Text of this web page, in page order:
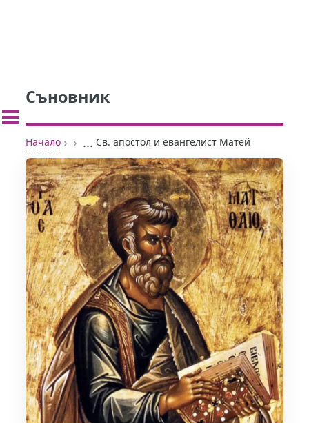
Съновник
Начало › › ... Св. апостол и евангелист Матей